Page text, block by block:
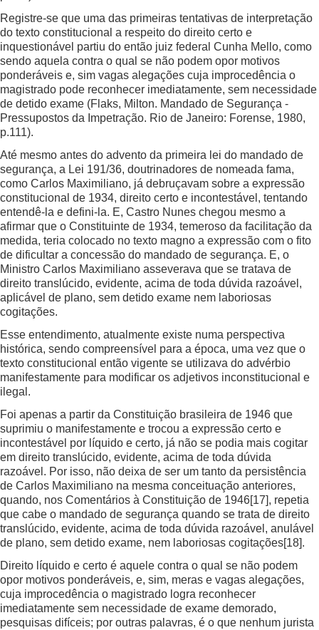
Registre-se que uma das primeiras tentativas de interpretação
do texto constitucional a respeito do direito certo e
inquestionável partiu do então juiz federal Cunha Mello, como
sendo aquela contra o qual se não podem opor motivos
ponderáveis e, sim vagas alegações cuja improcedência o
magistrado pode reconhecer imediatamente, sem necessidade
de detido exame (Flaks, Milton. Mandado de Segurança -
Pressupostos da Impetração. Rio de Janeiro: Forense, 1980,
p.111).
Até mesmo antes do advento da primeira lei do mandado de
segurança, a Lei 191/36, doutrinadores de nomeada fama,
como Carlos Maximiliano, já debruçavam sobre a expressão
constitucional de 1934, direito certo e incontestável, tentando
entendê-la e defini-la. E, Castro Nunes chegou mesmo a
afirmar que o Constituinte de 1934, temeroso da facilitação da
medida, teria colocado no texto magno a expressão com o fito
de dificultar a concessão do mandado de segurança. E, o
Ministro Carlos Maximiliano asseverava que se tratava de
direito translúcido, evidente, acima de toda dúvida razoável,
aplicável de plano, sem detido exame nem laboriosas
cogitações.
Esse entendimento, atualmente existe numa perspectiva
histórica, sendo compreensível para a época, uma vez que o
texto constitucional então vigente se utilizava do advérbio
manifestamente para modificar os adjetivos inconstitucional e
ilegal.
Foi apenas a partir da Constituição brasileira de 1946 que
suprimiu o manifestamente e trocou a expressão certo e
incontestável por líquido e certo, já não se podia mais cogitar
em direito translúcido, evidente, acima de toda dúvida
razoável. Por isso, não deixa de ser um tanto da persistência
de Carlos Maximiliano na mesma conceituação anteriores,
quando, nos Comentários à Constituição de 1946[17], repetia
que cabe o mandado de segurança quando se trata de direito
translúcido, evidente, acima de toda dúvida razoável, anulável
de plano, sem detido exame, nem laboriosas cogitações[18].
Direito líquido e certo é aquele contra o qual se não podem
opor motivos ponderáveis, e, sim, meras e vagas alegações,
cuja improcedência o magistrado logra reconhecer
imediatamente sem necessidade de exame demorado,
pesquisas difíceis; por outras palavras, é o que nenhum jurista